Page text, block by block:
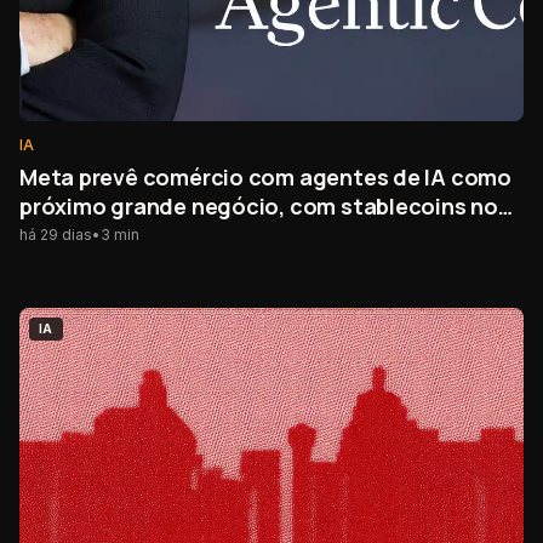
IA
Meta prevê comércio com agentes de IA como
próximo grande negócio, com stablecoins no
centro
há 29 dias• 3 min
IA